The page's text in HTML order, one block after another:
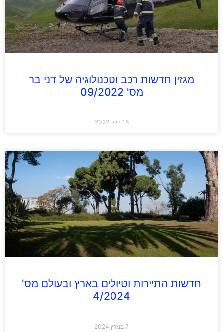
מגזין חדשות רכב וטכנולוגיה של דני בר
מס' 09/2022
18 ביוני 2022
חדשות התיירות וטיולים בארץ ובעולם מס'
4/2024
7 במרץ 2024